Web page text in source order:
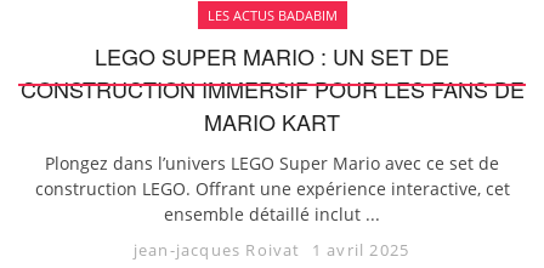
LES ACTUS BADABIM
LEGO SUPER MARIO : UN SET DE
CONSTRUCTION IMMERSIF POUR LES FANS DE
MARIO KART
Plongez dans l’univers LEGO Super Mario avec ce set de
construction LEGO. Offrant une expérience interactive, cet
ensemble détaillé inclut ...
jean-jacques Roivat 1 avril 2025